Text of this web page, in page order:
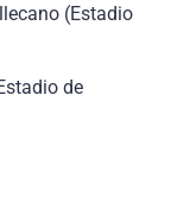
(Estadio
de